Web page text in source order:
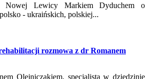
Nowej Lewicy Markiem Dyduchem o
- ukraińskich, polskiej...
rozmowa z dr Romanem
Olejniczakiem, specjalistą w dziedzinie